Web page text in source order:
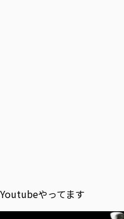
Youtubeやってます